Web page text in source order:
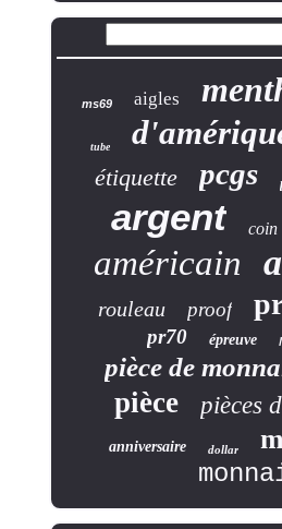
ms69 aigles
tube
étiquette pcgs
argent coin
américain
rouleau proof
pr70 épreuve
pièce de
pièce pièces
anniversaire dollar